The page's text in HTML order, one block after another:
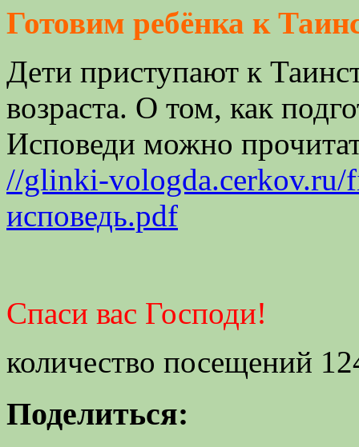
Готовим ребёнка к
Дети приступают к
возраста. О том, как
Исповеди можно
//glinki-vologda.cerkov.ru/
исповедь.pdf
Спаси вас Господи!
количество посещений
Поделиться: